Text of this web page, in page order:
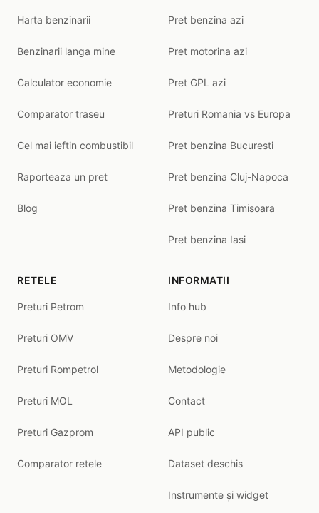
Harta benzinarii
Benzinarii langa mine
Calculator economie
Comparator traseu
Cel mai ieftin combustibil
Raporteaza un pret
Blog
Pret benzina azi
Pret motorina azi
Pret GPL azi
Preturi Romania vs Europa
Pret benzina Bucuresti
Pret benzina Cluj-Napoca
Pret benzina Timisoara
Pret benzina Iasi
RETELE
Preturi Petrom
Preturi OMV
Preturi Rompetrol
Preturi MOL
Preturi Gazprom
Comparator retele
INFORMATII
Info hub
Despre noi
Metodologie
Contact
API public
Dataset deschis
Instrumente și widget